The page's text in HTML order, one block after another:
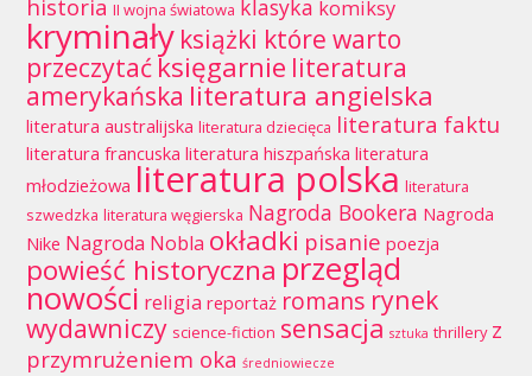
historia II wojna światowa klasyka komiksy
kryminały książki które warto
przeczytaćksięgarnie literatura
amerykańska literatura angielska
literatura australijska literatura dziecięca literatura faktu
literatura francuska literatura hiszpańska literatura
młodzieżowa literatura polska literatura
szwedzka literatura węgierska Nagroda Bookera Nagroda
Nike Nagroda Nobla okładki pisanie poezja
powieść historyczna przegląd
nowości religia reportaż romans rynek
wydawniczy science-fiction sensacja sztuka thrillery z
przymrużeniem oka średniowiecze